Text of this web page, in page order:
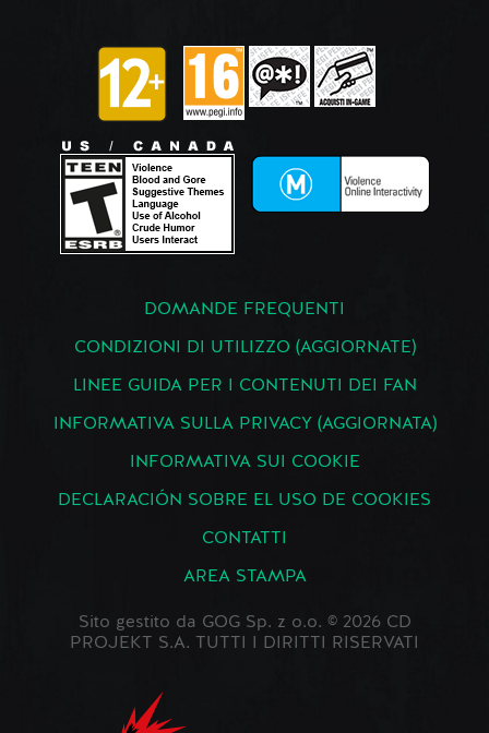
DOMANDE FREQUENTI
CONDIZIONI DI UTILIZZO (AGGIORNATE)
LINEE GUIDA PER I CONTENUTI DEI FAN
INFORMATIVA SULLA PRIVACY (AGGIORNATA)
INFORMATIVA SUI COOKIE
DECLARACIÓN SOBRE EL USO DE COOKIES
CONTATTI
AREA STAMPA
Sito gestito da GOG Sp. z o.o. © 2026 CD
PROJEKT S.A. TUTTI I DIRITTI RISERVATI